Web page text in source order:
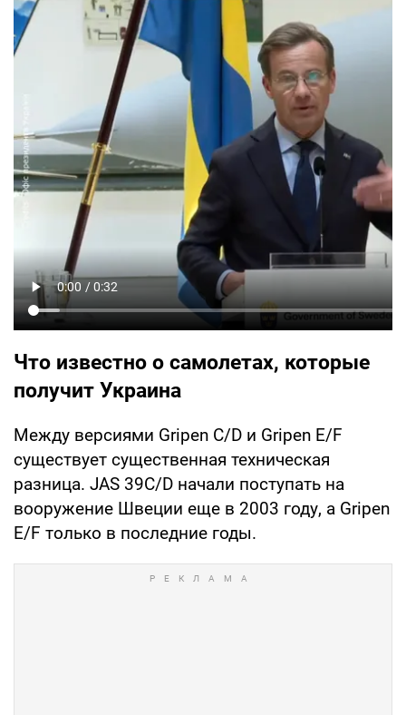
Что известно о самолетах, которые
получит Украина
Между версиями Gripen C/D и Gripen E/F
существует существенная техническая
разница. JAS 39C/D начали поступать на
вооружение Швеции еще в 2003 году, а Gripen
E/F только в последние годы.